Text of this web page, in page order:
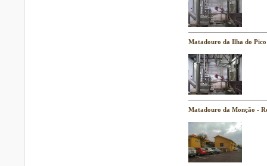
Matadouro da Ilha do Pico
Matadouro da Monção -